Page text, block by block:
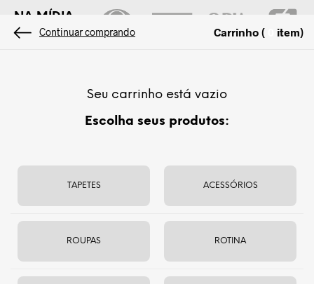
NA MÍDIA
Estamos aquipara te inspirar
viver melhor,elevando a sua
e bem-estar.
E RASTREIO
Encontre seu professor ou estúdio →
Continuar comprando Carrinho ( item)
Seu carrinho está vazio
Escolha seus produtos:
TAPETES ACESSÓRIOS
ROUPAS ROTINA